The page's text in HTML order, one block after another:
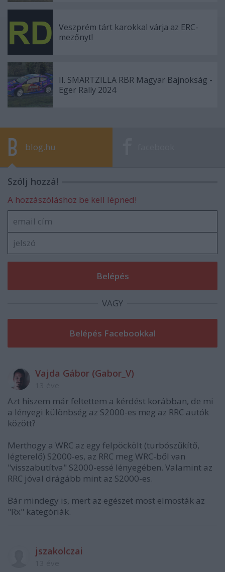
Veszprém tárt karokkal várja az ERC-
mezőnyt!
II. SMARTZILLA RBR Magyar Bajnokság -
Eger Rally 2024
blog.hu
Szólj hozzá!
A hozzászóláshoz be kell lépned!
VAGY
Vajda Gábor (Gabor_V)
Azt hiszem már feltettem a kérdést korábban, de mi
a lényegi különbség az S2000-es meg az RRC autók
között?
Merthogy a WRC az egy felpöckölt (turbószűkítő,
légterelő) S2000-es, az RRC meg WRC-ből van
"visszabutítva" S2000-essé lényegében. Valamint az
RRC jóval drágább mint az S2000-es.
Bár mindegy is, mert az egészet most elmosták az
"Rx" kategóriák.
jszakolczai